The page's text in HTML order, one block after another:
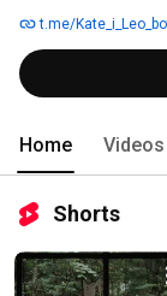
t.me/
Home Videos
Shorts